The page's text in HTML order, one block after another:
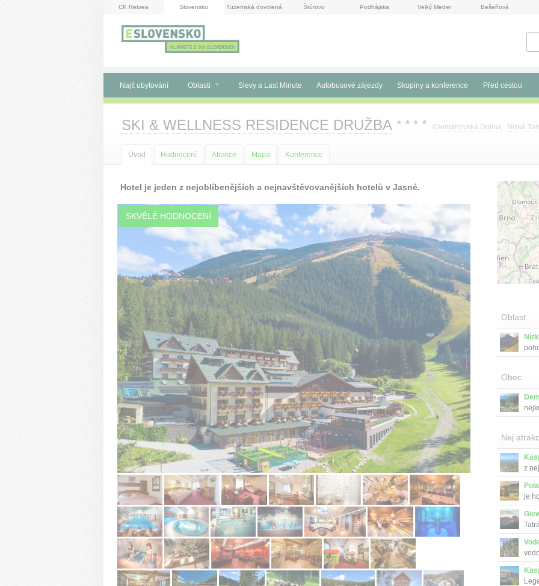
CK Rekrea Slovensko Tuzemská dovolená Štúrovo Podhájska Velký Meder Bešeňová
Najít ubytování Oblasti Slevy a Last Minute Autobusové zájezdy Skupiny a konference Před cestou
SKI & WELLNESS RESIDENCE DRUŽBA ★ ★ ★ ★
( Demänovská Dolina, Nízké
Úvod Hodnocení Atrakce Mapa Konference
Hotel je jeden z nejoblíbenějších a nejnavštěvovanějších hotelů v Jasné.
SKVĚLÉ HODNOCENÍ
Oblast
Obec
Nej
z
je